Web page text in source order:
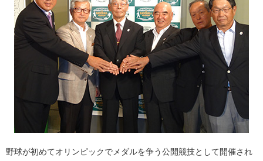
野球が初めてオリンピックでメダルを争う公開競技として開催され